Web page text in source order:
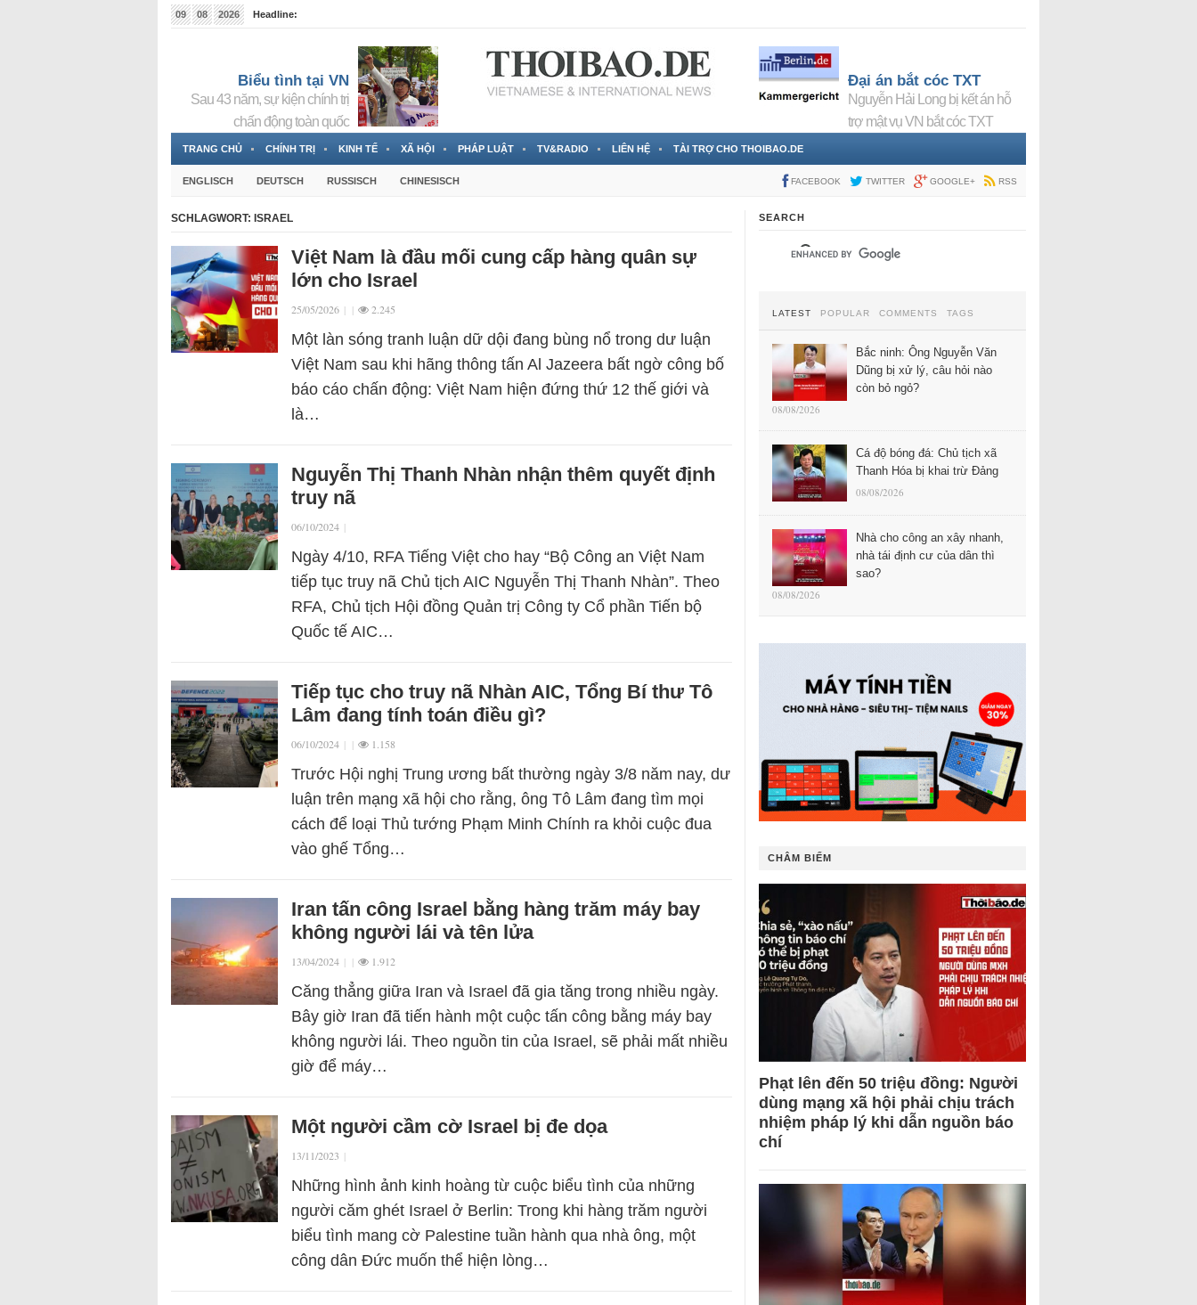
09 08 2026
Headline:
Biểu tình tại VN
Sau 43 năm, sự kiện chính trị
chấn động toàn quốc
Đại án bắt cóc TXT
Nguyễn Hải Long bị kết án hỗ
trợ mật vụ VN bắt cóc TXT
TRANG CHỦ CHÍNH TRỊ KINH TẾ XÃ HỘI PHÁP LUẬT TV&RADIO LIÊN HỆ TÀI TRỢ CHO THOIBAO.DE
ENGLISCH DEUTSCH RUSSISCH CHINESISCH FACEBOOK TWITTER GOOGLE+ RSS
SCHLAGWORT: ISRAEL
Việt Nam là đầu mối cung cấp hàng quân sự
lớn cho Israel
25/05/2026 | | 2.245
Một làn sóng tranh luận dữ dội đang bùng nổ trong dư luận
Việt Nam sau khi hãng thông tấn Al Jazeera bất ngờ công bố
báo cáo chấn động: Việt Nam hiện đứng thứ 12 thế giới và
là…
Nguyễn Thị Thanh Nhàn nhận thêm quyết định
truy nã
06/10/2024 |
Ngày 4/10, RFA Tiếng Việt cho hay “Bộ Công an Việt Nam
tiếp tục truy nã Chủ tịch AIC Nguyễn Thị Thanh Nhàn”. Theo
RFA, Chủ tịch Hội đồng Quản trị Công ty Cổ phần Tiến bộ
Quốc tế AIC…
Tiếp tục cho truy nã Nhàn AIC, Tổng Bí thư Tô
Lâm đang tính toán điều gì?
06/10/2024 | | 1.158
Trước Hội nghị Trung ương bất thường ngày 3/8 năm nay, dư
luận trên mạng xã hội cho rằng, ông Tô Lâm đang tìm mọi
cách để loại Thủ tướng Phạm Minh Chính ra khỏi cuộc đua
vào ghế Tổng…
Iran tấn công Israel bằng hàng trăm máy bay
không người lái và tên lửa
13/04/2024 | | 1.912
Căng thẳng giữa Iran và Israel đã gia tăng trong nhiều ngày.
Bây giờ Iran đã tiến hành một cuộc tấn công bằng máy bay
không người lái. Theo nguồn tin của Israel, sẽ phải mất nhiều
giờ để máy…
Một người cầm cờ Israel bị đe dọa
13/11/2023 |
Những hình ảnh kinh hoàng từ cuộc biểu tình của những
người căm ghét Israel ở Berlin: Trong khi hàng trăm người
biểu tình mang cờ Palestine tuần hành qua nhà ông, một
công dân Đức muốn thể hiện lòng…
SEARCH
LATEST POPULAR COMMENTS TAGS
Bắc ninh: Ông Nguyễn Văn
Dũng bị xử lý, câu hỏi nào
còn bỏ ngỏ?
08/08/2026
Cá độ bóng đá: Chủ tịch xã
Thanh Hóa bị khai trừ Đảng
08/08/2026
Nhà cho công an xây nhanh,
nhà tái định cư của dân thì
sao?
08/08/2026
CHÂM BIẾM
Phạt lên đến 50 triệu đồng: Người
dùng mạng xã hội phải chịu trách
nhiệm pháp lý khi dẫn nguồn báo
chí